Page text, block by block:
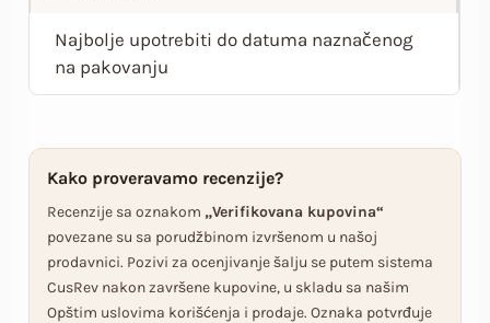
Najbolje upotrebiti do datuma naznačenog
na pakovanju
Kako proveravamo recenzije?
Recenzije sa oznakom „Verifikovana kupovina“
povezane su sa porudžbinom izvršenom u našoj
prodavnici. Pozivi za ocenjivanje šalju se putem sistema
CusRev nakon završene kupovine, u skladu sa našim
Opštim uslovima korišćenja i prodaje. Oznaka potvrđuje